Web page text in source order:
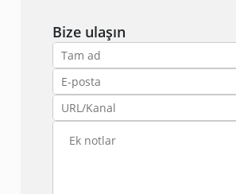
Bize ulaşın
Ek notlar